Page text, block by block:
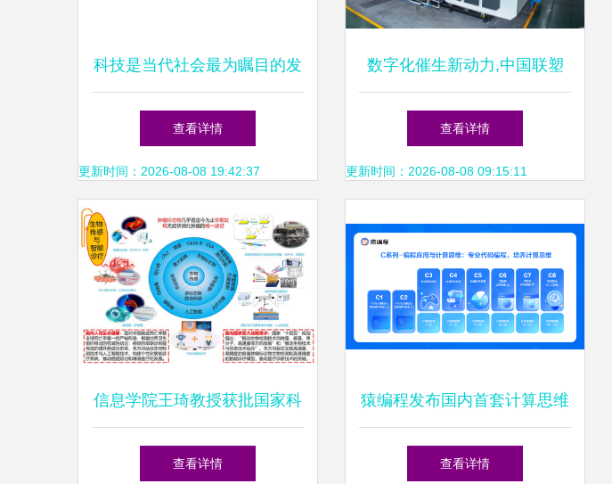
科技是当代社会最为瞩目的发
展领域之一,在信息技术,生命
科
查看详情
更新时间：2026-08-08 19:42:37
数字化催生新动力,中国联塑
推动智能制造创新发展
查看详情
更新时间：2026-08-08 09:15:11
信息学院王琦教授获批国家科
技重大专项 助力信息科技领
查看详情
猿编程发布国内首套计算思维
课 深度探索信息科技教育新
查看详情